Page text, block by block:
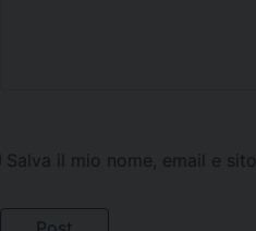
Salva il mio nome, email e